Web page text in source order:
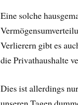
Eine solche
Verlierern gibt es
die Privathaushalte
Dies ist allerdings